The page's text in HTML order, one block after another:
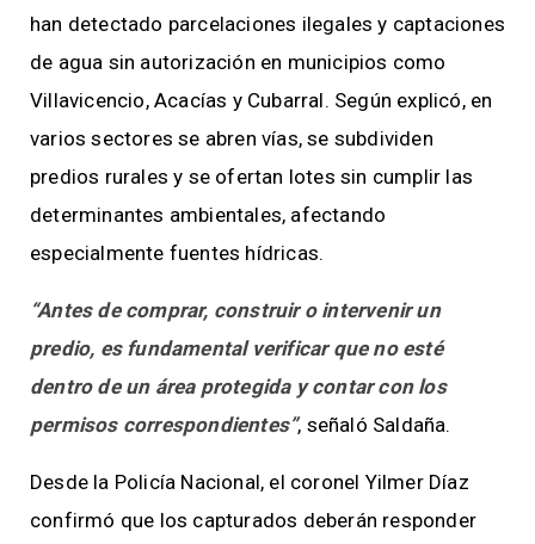
han detectado parcelaciones ilegales y captaciones
de agua sin autorización en municipios como
Villavicencio, Acacías y Cubarral. Según explicó, en
varios sectores se abren vías, se subdividen
predios rurales y se ofertan lotes sin cumplir las
determinantes ambientales, afectando
especialmente fuentes hídricas.
“Antes de comprar, construir o intervenir un
predio, es fundamental verificar que no esté
dentro de un área protegida y contar con los
permisos correspondientes”, señaló Saldaña.
Desde la Policía Nacional, el coronel Yilmer Díaz
confirmó que los capturados deberán responder